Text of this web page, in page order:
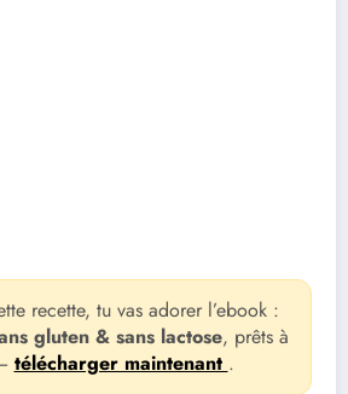
recette, tu vas adorer l’ebook :
gluten & sans lactose, prêts à
télécharger maintenant .